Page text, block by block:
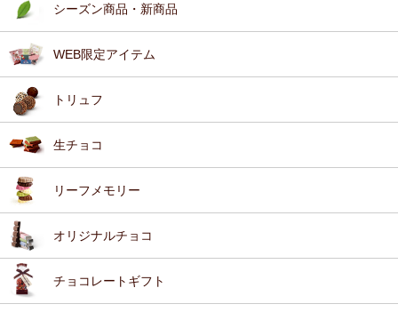
シーズン商品・新商品
WEB限定アイテム
トリュフ
生チョコ
リーフメモリー
オリジナルチョコ
チョコレートギフト